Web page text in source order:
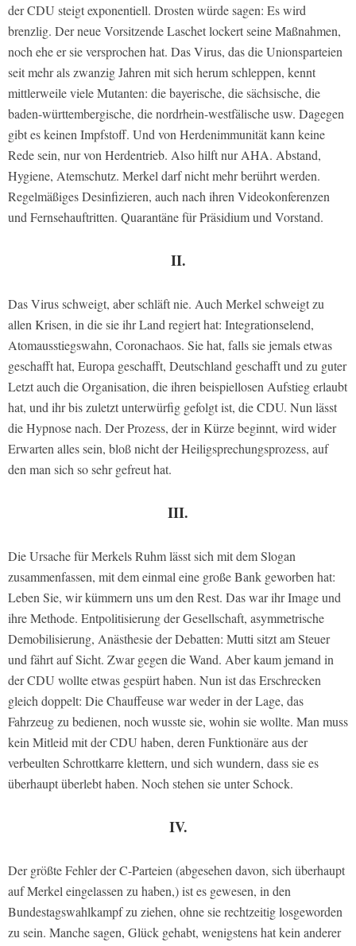
der CDU steigt exponentiell. Drosten würde sagen: Es wird
brenzlig. Der neue Vorsitzende Laschet lockert seine Maßnahmen,
noch ehe er sie versprochen hat. Das Virus, das die Unionsparteien
seit mehr als zwanzig Jahren mit sich herum schleppen, kennt
mittlerweile viele Mutanten: die bayerische, die sächsische, die
baden-württembergische, die nordrhein-westfälische usw. Dagegen
gibt es keinen Impfstoff. Und von Herdenimmunität kann keine
Rede sein, nur von Herdentrieb. Also hilft nur AHA. Abstand,
Hygiene, Atemschutz. Merkel darf nicht mehr berührt werden.
Regelmäßiges Desinfizieren, auch nach ihren Videokonferenzen
und Fernsehauftritten. Quarantäne für Präsidium und Vorstand.
II.
Das Virus schweigt, aber schläft nie. Auch Merkel schweigt zu
allen Krisen, in die sie ihr Land regiert hat: Integrationselend,
Atomausstiegswahn, Coronachaos. Sie hat, falls sie jemals etwas
geschafft hat, Europa geschafft, Deutschland geschafft und zu guter
Letzt auch die Organisation, die ihren beispiellosen Aufstieg erlaubt
hat, und ihr bis zuletzt unterwürfig gefolgt ist, die CDU. Nun lässt
die Hypnose nach. Der Prozess, der in Kürze beginnt, wird wider
Erwarten alles sein, bloß nicht der Heiligsprechungsprozess, auf
den man sich so sehr gefreut hat.
III.
Die Ursache für Merkels Ruhm lässt sich mit dem Slogan
zusammenfassen, mit dem einmal eine große Bank geworben hat:
Leben Sie, wir kümmern uns um den Rest. Das war ihr Image und
ihre Methode. Entpolitisierung der Gesellschaft, asymmetrische
Demobilisierung, Anästhesie der Debatten: Mutti sitzt am Steuer
und fährt auf Sicht. Zwar gegen die Wand. Aber kaum jemand in
der CDU wollte etwas gespürt haben. Nun ist das Erschrecken
gleich doppelt: Die Chauffeuse war weder in der Lage, das
Fahrzeug zu bedienen, noch wusste sie, wohin sie wollte. Man muss
kein Mitleid mit der CDU haben, deren Funktionäre aus der
verbeulten Schrottkarre klettern, und sich wundern, dass sie es
überhaupt überlebt haben. Noch stehen sie unter Schock.
IV.
Der größte Fehler der C-Parteien (abgesehen davon, sich überhaupt
auf Merkel eingelassen zu haben,) ist es gewesen, in den
Bundestagswahlkampf zu ziehen, ohne sie rechtzeitig losgeworden
zu sein. Manche sagen, Glück gehabt, wenigstens hat kein anderer